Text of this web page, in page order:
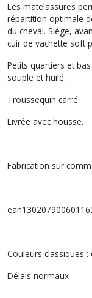
Les matelassures
répartition optimale
du cheval. Siège,
cuir de vachette soft
Petits quartiers et
souple et huilé.
Troussequin carré.
Livrée avec housse.
Fabrication sur
Couleurs classiques
Délais normaux